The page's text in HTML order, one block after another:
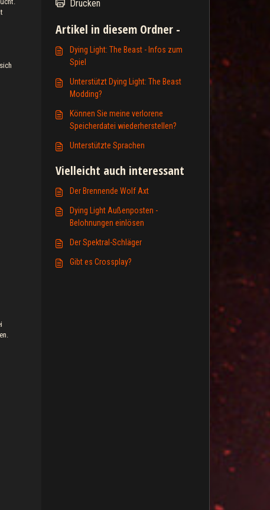
Drucken
Artikel in diesem Ordner -
Dying Light: The Beast - Infos zum
Spiel
Unterstützt Dying Light: The Beast
Modding?
Können Sie meine verlorene
Speicherdatei wiederherstellen?
Unterstützte Sprachen
Vielleicht auch interessant
Der Brennende Wolf Axt
Dying Light Außenposten -
Belohnungen einlösen
Der Spektral-Schläger
Gibt es Crossplay?